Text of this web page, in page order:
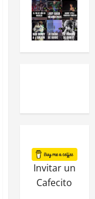
Invitar un
Cafecito